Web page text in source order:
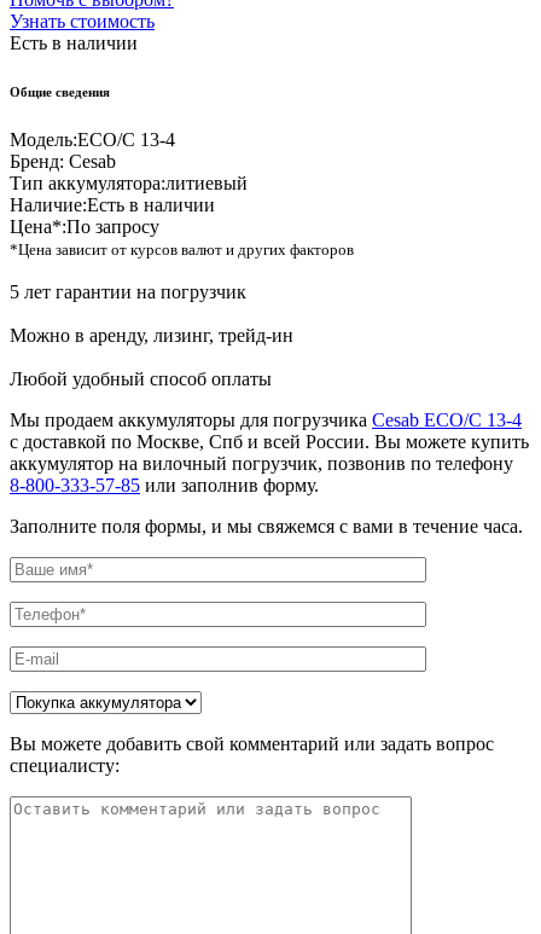
Узнать стоимость
Есть в наличии
Общие сведения
Модель:ECO/C 13-4
Бренд: Cesab
Тип аккумулятора:литиевый
Наличие:Есть в наличии
Цена*:По запросу
*Цена зависит от курсов валют и других факторов
5 лет гарантии на погрузчик
Можно в аренду, лизинг, трейд-ин
Любой удобный способ оплаты
Мы продаем аккумуляторы для погрузчика Cesab ECO/C 13-4
с доставкой по Москве, Спб и всей России. Вы можете купить
аккумулятор на вилочный погрузчик, позвонив по телефону
8-800-333-57-85 или заполнив форму.
Заполните поля формы, и мы свяжемся с вами в течение часа.
Вы можете добавить свой комментарий или задать вопрос
специалисту: